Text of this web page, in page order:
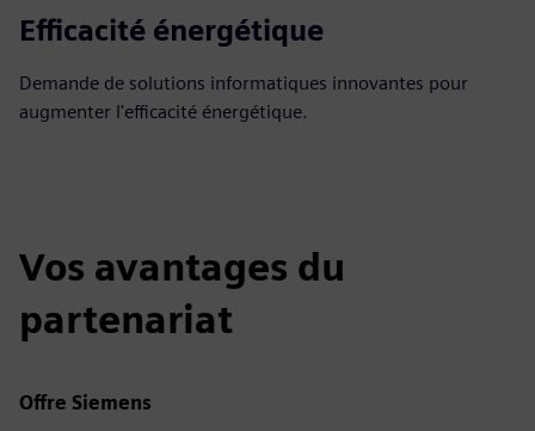
Efficacité énergétique
Demande de solutions informatiques innovantes pour
augmenter l'efficacité énergétique.
Vos avantages du
partenariat
Offre Siemens